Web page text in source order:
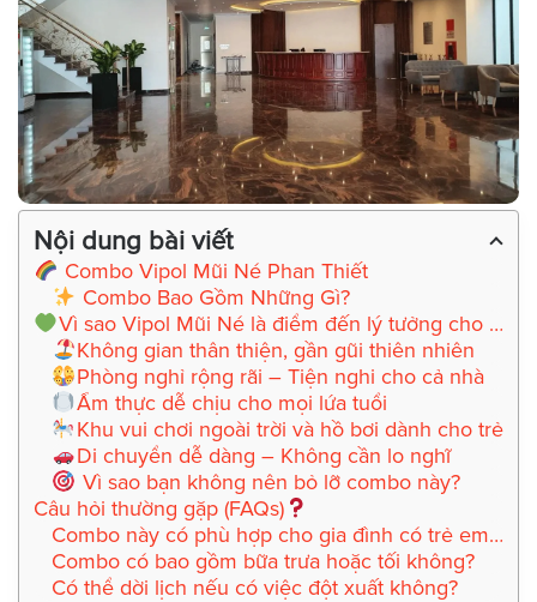
Nội dung bài viết
Combo Vipol Mũi Né Phan Thiết
Combo Bao Gồm Những Gì?
Vì sao Vipol Mũi Né là điểm đến lý tưởng cho gia đình có trẻ nhỏ?
Không gian thân thiện, gần gũi thiên nhiên
Phòng nghỉ rộng rãi – Tiện nghi cho cả nhà
Ẩm thực dễ chịu cho mọi lứa tuổi
Khu vui chơi ngoài trời và hồ bơi dành cho trẻ
Di chuyển dễ dàng – Không cần lo nghĩ
Vì sao bạn không nên bỏ lỡ combo này?
Câu hỏi thường gặp (FAQs)
Combo này có phù hợp cho gia đình có trẻ em không?
Combo có bao gồm bữa trưa hoặc tối không?
Có thể dời lịch nếu có việc đột xuất không?